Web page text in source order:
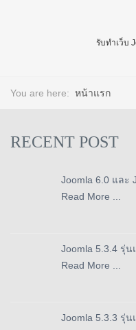
รับทำเว็บ
You are here: หน้าแรก
RECENT POST
Joomla 6.0 และ
Read More ...
Joomla 5.3.4 รุ่
Read More ...
Joomla 5.3.3 รุ่